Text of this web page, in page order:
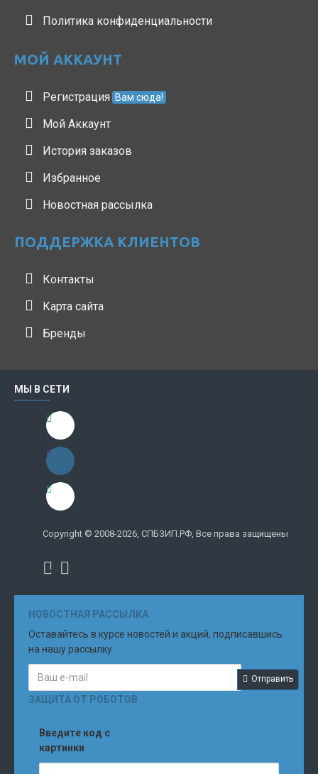
Политика конфиденциальности
МОЙ АККАУНТ
Регистрация Вам сюда!
Мой Аккаунт
История заказов
Избранное
Новостная рассылка
ПОДДЕРЖКА КЛИЕНТОВ
Контакты
Карта сайта
Бренды
МЫ В СЕТИ
Copyright © 2008-2026, СПБЗИП.РФ, Все права защищены
НОВОСТНАЯ РАССЫЛКА
Оставайтесь в курсе новостей и акций, подписавшись
на нашу рассылку
Отправить
ЗАЩИТА ОТ РОБОТОВ
Введите код с
картинки